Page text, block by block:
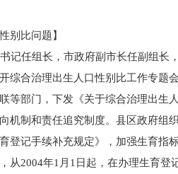
别比问题】
记任组长，市政府副市长任副组长
综合治理出生人口性别比工作专题
等部门，下发《关于综合治理出生
机制和责任追究制度。县区政府组
育登记手续补充规定》，加强生育
从2004年1月1日起，在办理生育